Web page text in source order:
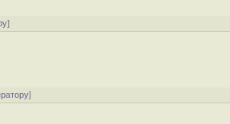
]
]